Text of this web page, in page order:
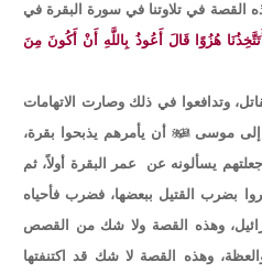
القصة في تلاوتنا في سورة البقرة في
هُزُوًا قَالَ أَعُوذُ بِاللَّهِ أَنْ أَكُونَ مِنَ
وتدافعوا في ذلك وصارت الاتهامات
إلى موسى أن يأمرهم يذبحوا بقرة،
يسألونه عن عمر البقرة أولاً، ثم
بضرب القتيل ببعضها، فضرب فأحياه
وهذه القصة ولا شك من القصص
وهذه القصة لا شك قد اكتنفتها